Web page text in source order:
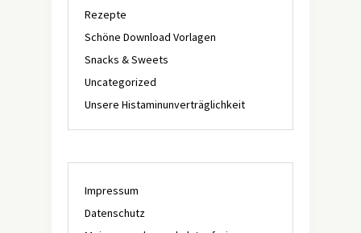
Rezepte
Schöne Download Vorlagen
Snacks & Sweets
Uncategorized
Unsere Histaminunverträglichkeit
Impressum
Datenschutz